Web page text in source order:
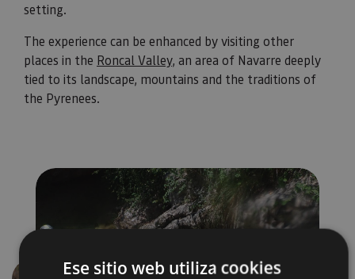
setting.
The experience can be enhanced by visiting other
places in the Roncal Valley, an area of Navarre deeply
tied to its landscape, mountains and the traditions of
the Pyrenees.
Ese sitio web utiliza cookies